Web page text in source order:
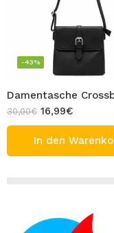
-43%
30,00€ 16,99€
In den